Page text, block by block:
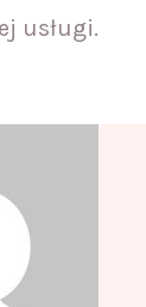
usługi.